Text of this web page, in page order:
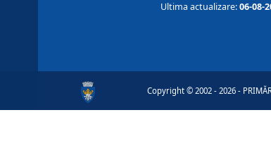
Ultima actualizare:06-08-
Copyright © 2002 - 2026 -